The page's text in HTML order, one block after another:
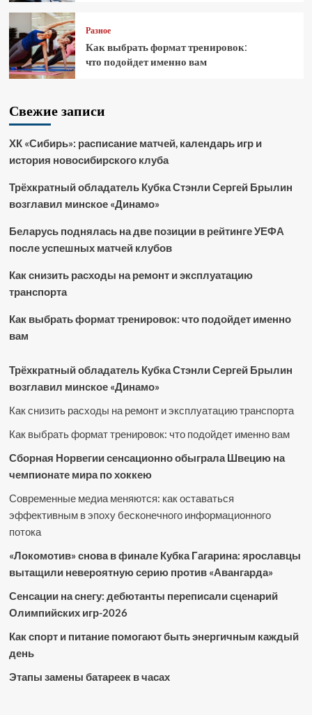
Разное
Как выбрать формат тренировок:
что подойдет именно вам
Свежие записи
ХК «Сибирь»: расписание матчей, календарь игр и
история новосибирского клуба
Трёхкратный обладатель Кубка Стэнли Сергей Брылин
возглавил минское «Динамо»
Беларусь поднялась на две позиции в рейтинге УЕФА
после успешных матчей клубов
Как снизить расходы на ремонт и эксплуатацию
транспорта
Как выбрать формат тренировок: что подойдет именно
вам
Трёхкратный обладатель Кубка Стэнли Сергей Брылин
возглавил минское «Динамо»
Как снизить расходы на ремонт и эксплуатацию транспорта
Как выбрать формат тренировок: что подойдет именно вам
Сборная Норвегии сенсационно обыграла Швецию на
чемпионате мира по хоккею
Современные медиа меняются: как оставаться
эффективным в эпоху бесконечного информационного
потока
«Локомотив» снова в финале Кубка Гагарина: ярославцы
вытащили невероятную серию против «Авангарда»
Сенсации на снегу: дебютанты переписали сценарий
Олимпийских игр-2026
Как спорт и питание помогают быть энергичным каждый
день
Этапы замены батареек в часах